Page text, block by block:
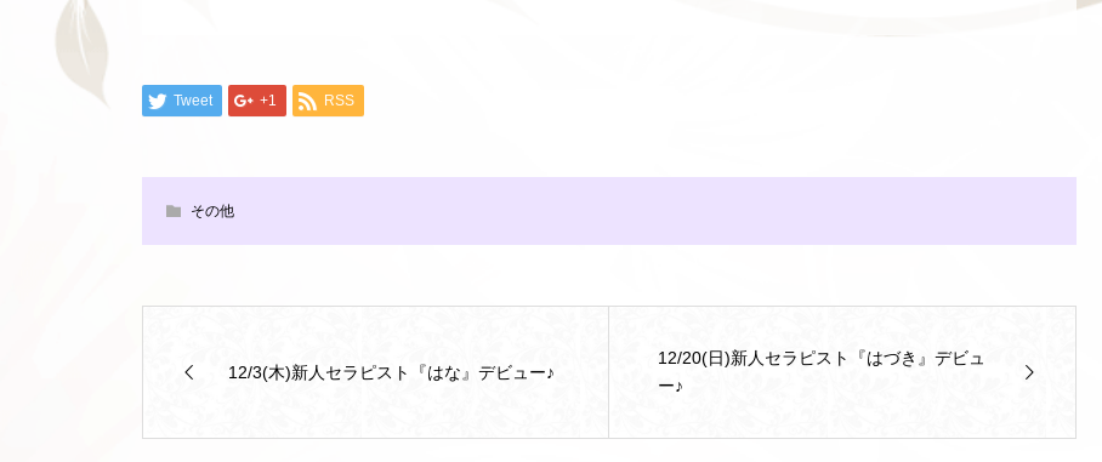
Tweet +1 RSS
その他
12/3(木)新人セラピスト『はな』デビュー♪
12/20(日)新人セラピスト『はづき』デビュ
ー♪